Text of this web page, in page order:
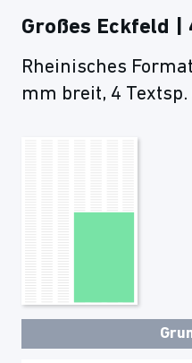
Großes Eckfeld |
Rheinisches
mm breit, 4 Textsp.